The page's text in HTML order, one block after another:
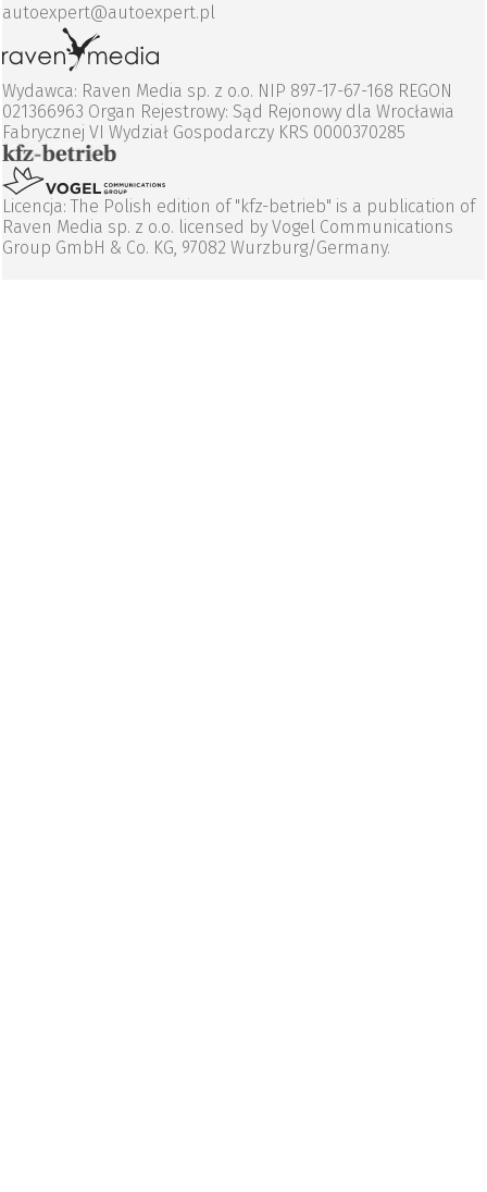
autoexpert@autoexpert.pl
Wydawca: Raven Media sp. z o.o. NIP 897-17-67-168 REGON
021366963 Organ Rejestrowy: Sąd Rejonowy dla Wrocławia
Fabrycznej VI Wydział Gospodarczy KRS 0000370285
Licencja: The Polish edition of "kfz-betrieb" is a publication of
Raven Media sp. z o.o. licensed by Vogel Communications
Group GmbH & Co. KG, 97082 Wurzburg/Germany.